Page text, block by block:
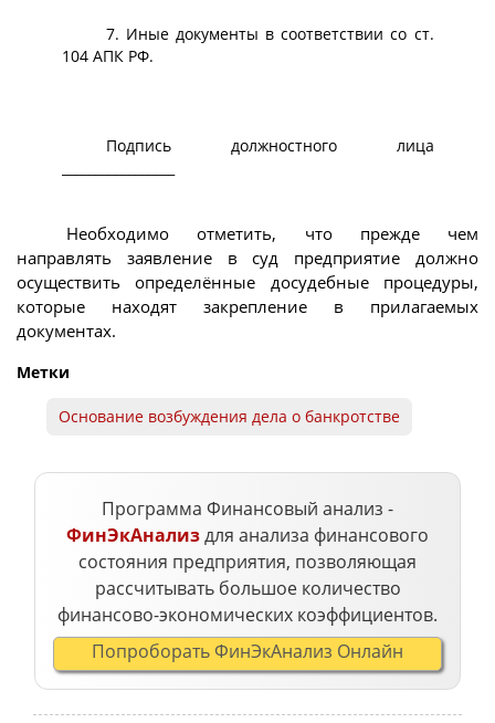
7. Иные документы в соответствии со ст.
104 АПК РФ.
Подпись должностного лица
Необходимо отметить, что прежде чем
направлять заявление в суд предприятие должно
осуществить определённые досудебные процедуры,
которые находят закрепление в прилагаемых
документах.
Метки
Основание возбуждения дела о банкротстве
Программа Финансовый анализ -
ФинЭкАнализдля анализа финансового
состояния предприятия, позволяющая
рассчитывать большое количество
финансово-экономических коэффициентов.
Попроборать ФинЭкАнализ Онлайн